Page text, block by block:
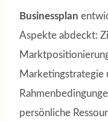
Businessplan
Aspekte abdeckt:
Marketingstrategie
persönliche